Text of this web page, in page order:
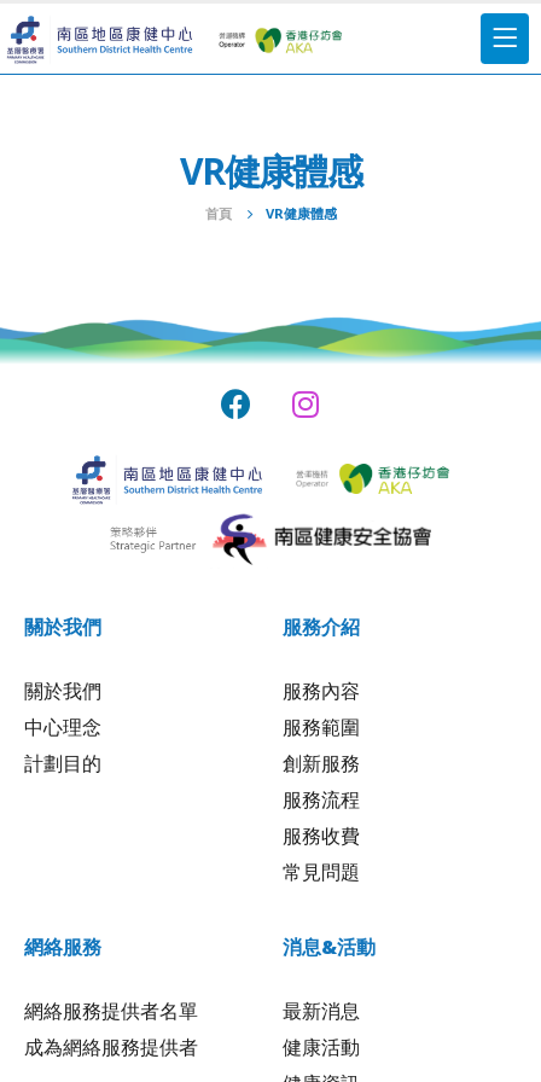
VR健康體感
首頁 VR健康體感
關於我們
關於我們
中心理念
計劃目的
服務介紹
服務內容
服務範圍
創新服務
服務流程
服務收費
常見問題
網絡服務
網絡服務提供者名單
成為網絡服務提供者
消息&活動
最新消息
健康活動